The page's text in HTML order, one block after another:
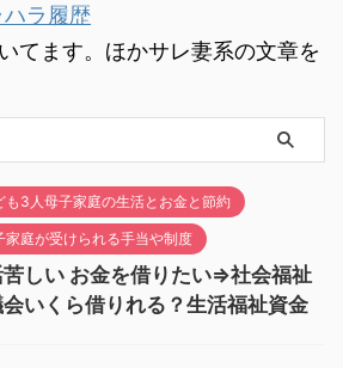
ラ履歴
てます。ほかサレ妻系の文章を
も3人母子家庭の生活とお金と節約
家庭が受けられる手当や制度
しい お金を借りたい⇒社会福祉
いくら借りれる？生活福祉資金